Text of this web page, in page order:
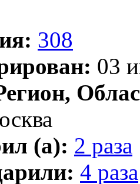
308
03
(а): 2 раза
4 раза